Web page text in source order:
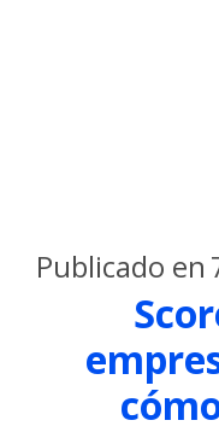
Publicado en